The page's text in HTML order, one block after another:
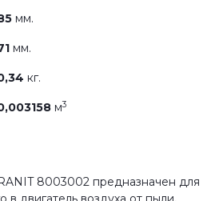
мм.
мм.
кг.
м3
8003002 предназначен для